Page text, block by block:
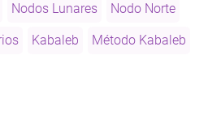
Nodos Lunares Nodo Norte
Kabaleb Método Kabaleb